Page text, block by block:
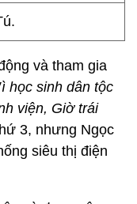
và tham gia
ì học sinh dân tộc
viện, Giờ trái
3, nhưng Ngọc
siêu thị điện